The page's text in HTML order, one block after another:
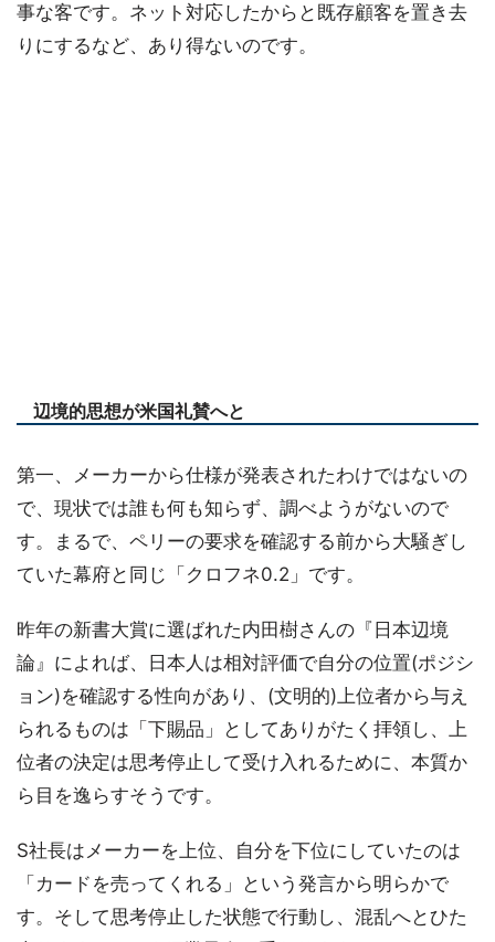
事な客です。ネット対応したからと既存顧客を置き去
りにするなど、あり得ないのです。
辺境的思想が米国礼賛へと
第一、メーカーから仕様が発表されたわけではないの
で、現状では誰も何も知らず、調べようがないので
す。まるで、ペリーの要求を確認する前から大騒ぎし
ていた幕府と同じ「クロフネ0.2」です。
昨年の新書大賞に選ばれた内田樹さんの『日本辺境
論』によれば、日本人は相対評価で自分の位置(ポジシ
ョン)を確認する性向があり、(文明的)上位者から与え
られるものは「下賜品」としてありがたく拝領し、上
位者の決定は思考停止して受け入れるために、本質か
ら目を逸らすそうです。
S社長はメーカーを上位、自分を下位にしていたのは
「カードを売ってくれる」という発言から明らかで
す。そして思考停止した状態で行動し、混乱へとひた